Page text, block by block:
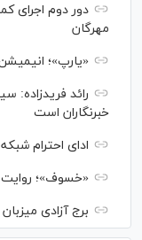
دور دوم اجرای
مهرگان
«یارپ»؛
رائد فریدزاده:
خبرنگاران است
ادای احترام
«خسوف»؛ روایت
برج آزادی